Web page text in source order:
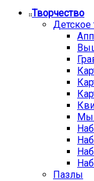
Творчество
Детское
Пазлы